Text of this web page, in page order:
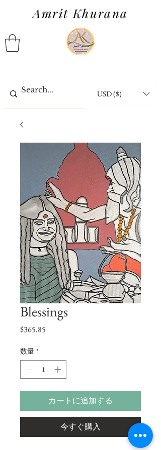
Amrit Khurana
USD ($)
Blessings
$365.85
数量 *
カートに追加する
今すぐ購入